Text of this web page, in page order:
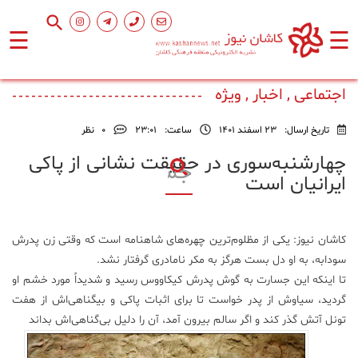
☰ ☰
اصلی
فرهنگ
ورزشی
محیط
اجتماعی , اخبار , ویژه
تاریخ ارسال: 23 اسفند 1401 ساعت: ۲۳:۰۱ 0 نظر
چهارشنبه‌سوری در حقیقت نشانی از پاکی
ایرانیان است
کاشان نیوز: یکى از مظلوم‌ترین چهره‌های شاهنامه است که وقتى زن پدرش
سودابه، به او دل بست هرگز به مکر نامادرى گرفتار نشد.
تا اینکه این جسارت به گوش پدرش کیکاووس رسید و شدیداً مورد خشم او
گردید، سیاوش از پدر خواست تا براى اثبات پاکى و بیگناهی‌اش از هفت
تونل آتش گذر کند و اگر سالم بیرون آمد، آن را دلیل بی‌گناهی‌اش بداند